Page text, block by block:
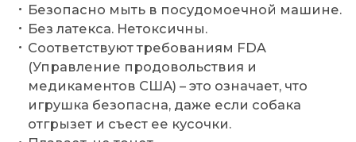
Безопасно мыть в посудомоечной машине.
Без латекса. Нетоксичны.
Соответствуют требованиям FDA
(Управление продовольствия и
медикаментов США) – это означает, что
игрушка безопасна, даже если собака
отгрызет и съест ее кусочки.